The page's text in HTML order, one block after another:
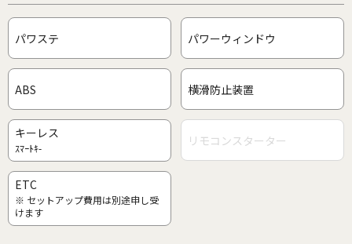
パワステ パワーウィンドウ
ABS 横滑防止装置
キーレス
ｽﾏｰﾄｷ- リモコンスターター
ETC
※ セットアップ費用は別途申し受
けます